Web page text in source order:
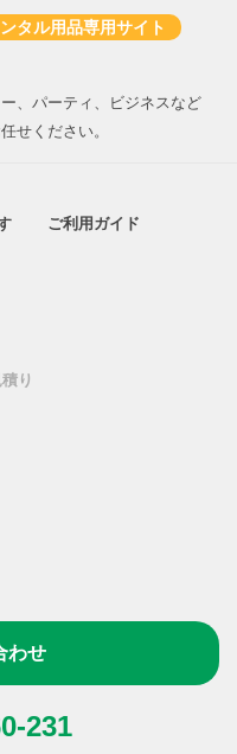
タル用品専用サイト
、パーティ、ビジネスなど
せください。
ご利用ガイド
り
わせ
231